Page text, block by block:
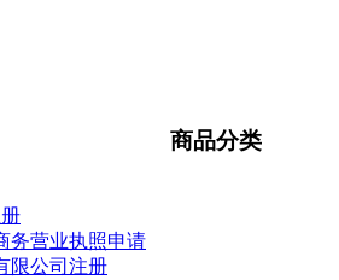
商品分类
务营业执照申请
限公司注册